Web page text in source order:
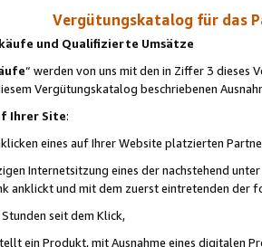
Vergütungskatalog für das
und Qualifizierte Umsätze
“ werden von uns mit den in Ziffer 3
Vergütungskatalog beschriebenen
Ihrer Site:
eines auf Ihrer Website platzierten
Internetsitzung eines der nachstehend
anklickt und mit dem zuerst eintretenden der
seit dem Klick,
ein Produkt, mit Ausnahme eines digitalen